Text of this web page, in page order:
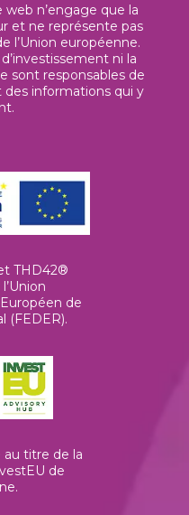
n’engage que la
et ne représente pas
l’Union européenne.
ni la
sont responsables de
des informations qui y
THD42®
de
(FEDER).
au titre de la
de
.